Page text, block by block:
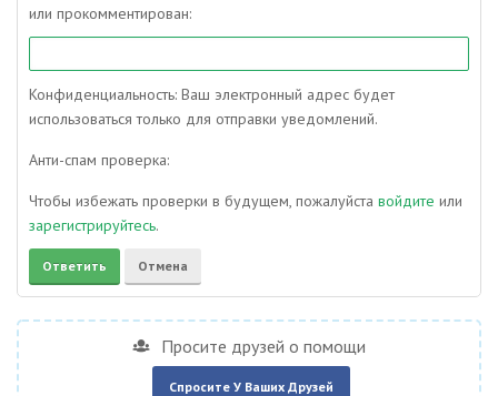
или прокомментирован:
Конфиденциальность: Ваш электронный адрес будет
использоваться только для отправки уведомлений.
Анти-спам проверка:
Чтобы избежать проверки в будущем, пожалуйста войдите или
зарегистрируйтесь.
Просите друзей о помощи
Спросите У Ваших Друзей